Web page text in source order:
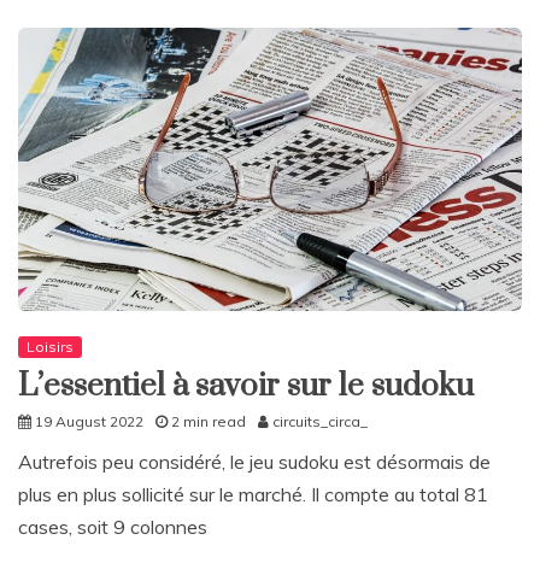
Loisirs
L’essentiel à savoir sur le sudoku
19 August 2022 2 min read circuits_circa_
Autrefois peu considéré, le jeu sudoku est désormais de
plus en plus sollicité sur le marché. Il compte au total 81
cases, soit 9 colonnes